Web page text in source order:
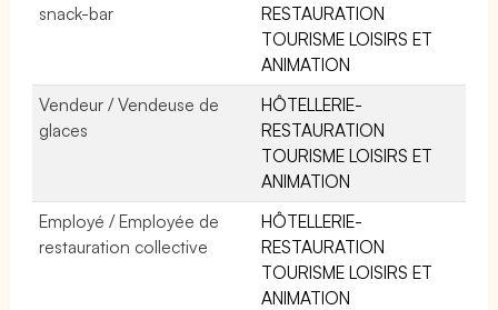
snack-bar
RESTAURATION
TOURISME LOISIRS ET
ANIMATION
Vendeur / Vendeuse de
glaces
HÔTELLERIE-
RESTAURATION
TOURISME LOISIRS ET
ANIMATION
Employé / Employée de
restauration collective
HÔTELLERIE-
RESTAURATION
TOURISME LOISIRS ET
ANIMATION